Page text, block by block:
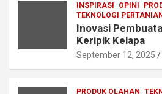
INSPIRASI OPINI
TEKNOLOGI PERTANIAN
Inovasi
Keripik Kelapa
September 12, 2025
PRODUK OLAHAN